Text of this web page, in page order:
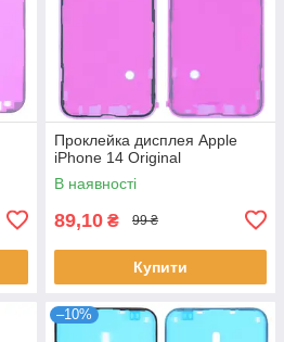
Проклейка дисплея Apple
iPhone 14 Original
В наявності
89,10 ₴ 99 ₴
Купити
–10%